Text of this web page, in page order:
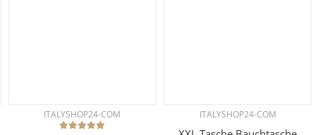
ITALYSHOP24-COM ITALYSHOP24-COM